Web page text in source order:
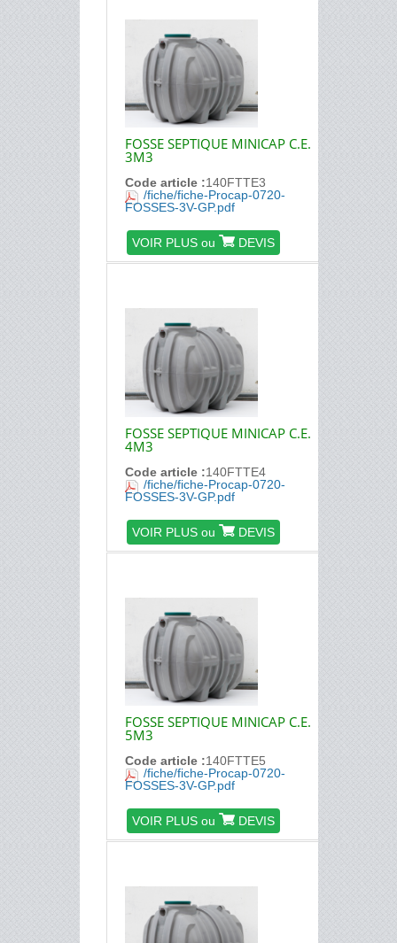
FOSSE SEPTIQUE MINICAP C.E.
3M3
Code article :140FTTE3
/fiche/fiche-Procap-0720-
FOSSES-3V-GP.pdf
VOIR PLUS ou DEVIS
FOSSE SEPTIQUE MINICAP C.E.
4M3
Code article :140FTTE4
/fiche/fiche-Procap-0720-
FOSSES-3V-GP.pdf
VOIR PLUS ou DEVIS
FOSSE SEPTIQUE MINICAP C.E.
5M3
Code article :140FTTE5
/fiche/fiche-Procap-0720-
FOSSES-3V-GP.pdf
VOIR PLUS ou DEVIS